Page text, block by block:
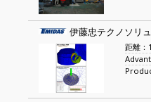
伊藤忠テクノソリ
距離：